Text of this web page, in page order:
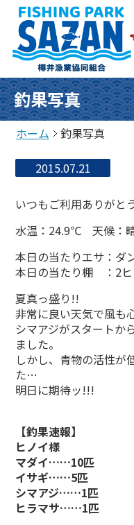
釣果写真
ホーム 釣果写真
2015.07.21
いつもご利用ありがと
水温：24.9℃ 天候：
本日の当たりエサ：ダ
本日の当たり棚 ：2ヒ
夏真っ盛り!!
非常に良い天気で風も
シマアジがスタートか
ました。
しかし、青物の活性が
た…
明日に期待ッ!!!
【釣果速報】
ヒノイ様
マダイ……10匹
イサギ……5匹
シマアジ……1匹
ヒラマサ……1匹